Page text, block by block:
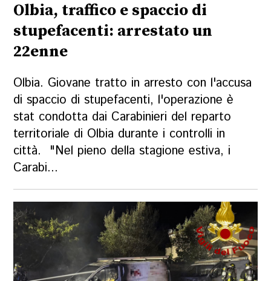
Olbia, traffico e spaccio di
stupefacenti: arrestato un
22enne
Olbia. Giovane tratto in arresto con l'accusa
di spaccio di stupefacenti, l'operazione è
stat condotta dai Carabinieri del reparto
territoriale di Olbia durante i controlli in
città. "Nel pieno della stagione estiva, i
Carabi...